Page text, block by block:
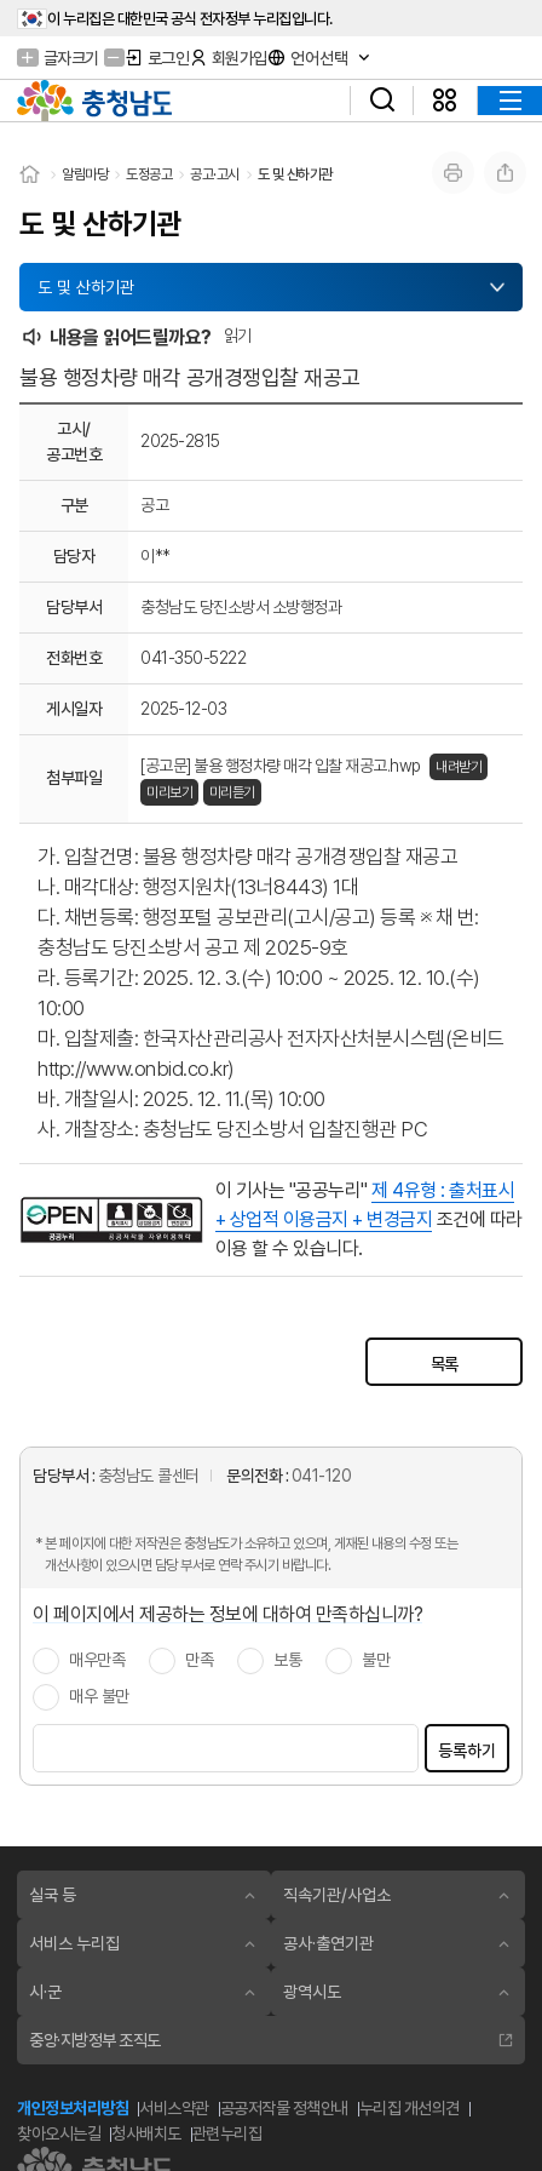
이 누리집은 대한민국 공식 전자정부 누리집입니다.
글자크기 로그인 회원가입 언어선택
알림마당 도정공고 공고·고시 도 및 산하기관
도 및 산하기관
도 및 산하기관
내용을 읽어드릴까요? 읽기
불용 행정차량 매각 공개경쟁입찰 재공고
고시/
공고번호
2025-2815
구분 공고
담당자 이**
담당부서 충청남도 당진소방서 소방행정과
전화번호 041-350-5222
게시일자 2025-12-03
첨부파일
[공고문] 불용 행정차량 매각 입찰 재공고.hwp
내려받기
미리보기
미리듣기
가. 입찰건명: 불용 행정차량 매각 공개경쟁입찰 재공고
나. 매각대상: 행정지원차(13너8443) 1대
다. 채번등록: 행정포털 공보관리(고시/공고) 등록 ※ 채 번:
충청남도 당진소방서 공고 제 2025-9호
라. 등록기간: 2025. 12. 3.(수) 10:00 ~ 2025. 12. 10.(수)
10:00
마. 입찰제출: 한국자산관리공사 전자자산처분시스템(온비드
http://www.onbid.co.kr)
바. 개찰일시: 2025. 12. 11.(목) 10:00
사. 개찰장소: 충청남도 당진소방서 입찰진행관 PC
이 기사는 "공공누리"제 4유형 : 출처표시
+ 상업적 이용금지 + 변경금지 조건에 따라
이용 할 수 있습니다.
목록
담당부서 : 충청남도 콜센터 문의전화 : 041-120
* 본 페이지에 대한 저작권은 충청남도가 소유하고 있으며, 게재된 내용의 수정 또는
개선사항이 있으시면 담당 부서로 연락 주시기 바랍니다.
이 페이지에서 제공하는 정보에 대하여 만족하십니까?
매우만족 만족 보통
불만
매우 불만
등록하기
실국 등 직속기관/사업소
서비스 누리집 공사·출연기관
시·군 광역시도
중앙·지방정부 조직도
개인정보처리방침 서비스약관 공공저작물 정책안내
누리집 개선의견
찾아오시는길
청사배치도 관련누리집